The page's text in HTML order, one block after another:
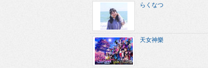
らくなつ
天女神樂